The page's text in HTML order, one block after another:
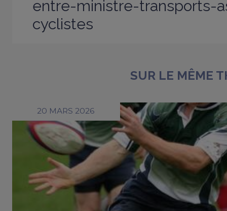
entre-ministre-transports-
cyclistes
SUR LE MÊME
20 MARS 2026